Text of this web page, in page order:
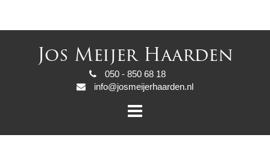
Jos Meijer Haarden
050 - 850 68 18
info@josmeijerhaarden.nl